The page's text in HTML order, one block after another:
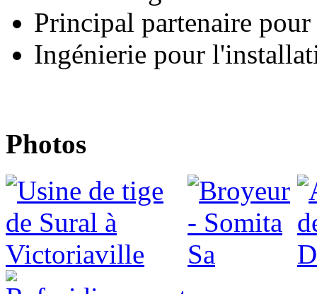
Principal partenaire
Ingénierie pour
Photos